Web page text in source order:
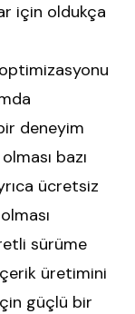
için oldukça
deneyim
bazı
ücretsiz
sürüme
üretimini
güçlü bir